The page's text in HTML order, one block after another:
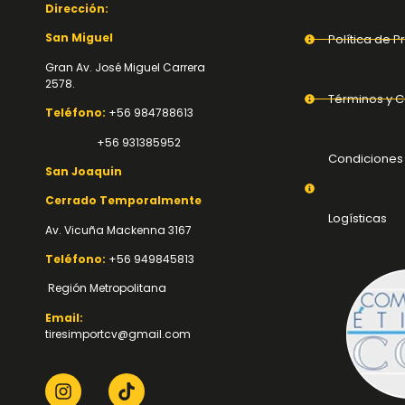
Dirección:
San Miguel
Gran Av. José Miguel Carrera
2578.
Teléfono: +56 984788613
+56 931385952
San Joaquin
Cerrado Temporalmente
Av. Vicuña Mackenna 3167
Teléfono: +56 949845813
Región Metropolitana
Email:
tiresimportcv@gmail.com
Política de
Términos y
Logísticas